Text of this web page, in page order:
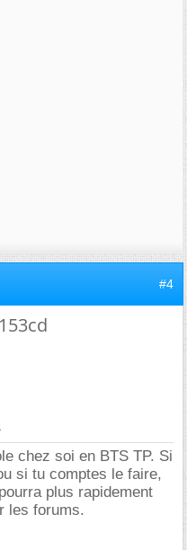
#4
chez soi en BTS TP. Si
si tu comptes le faire,
plus rapidement
les forums.